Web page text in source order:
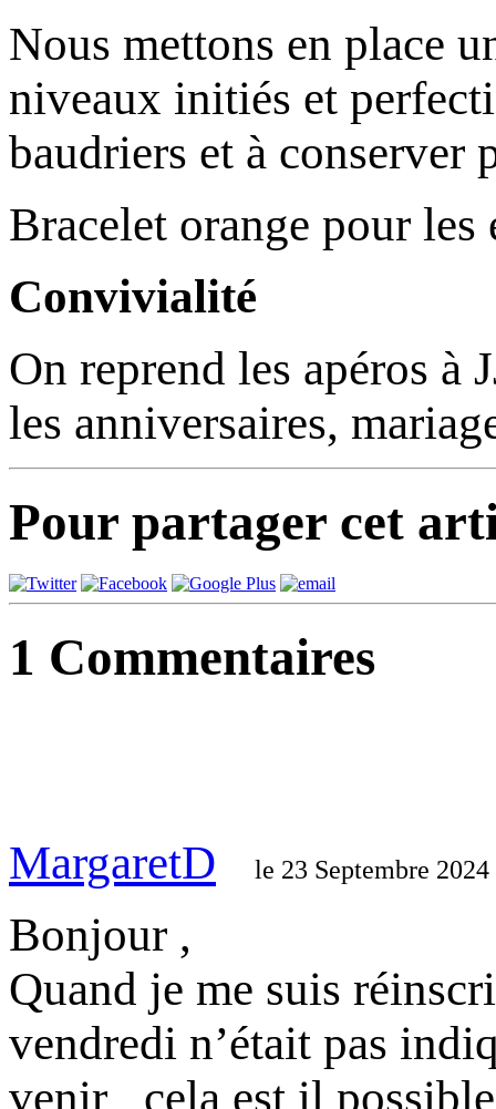
Nous mettons en place
niveaux initiés et
baudriers et à
Bracelet orange pour les
Convivialité
On reprend les apéros à
les anniversaires,
Pour partager cet
1 Commentaires
MargaretD le 23 Septembre 2024
Bonjour ,
Quand je me suis
vendredi n’était pas
venir , cela est il